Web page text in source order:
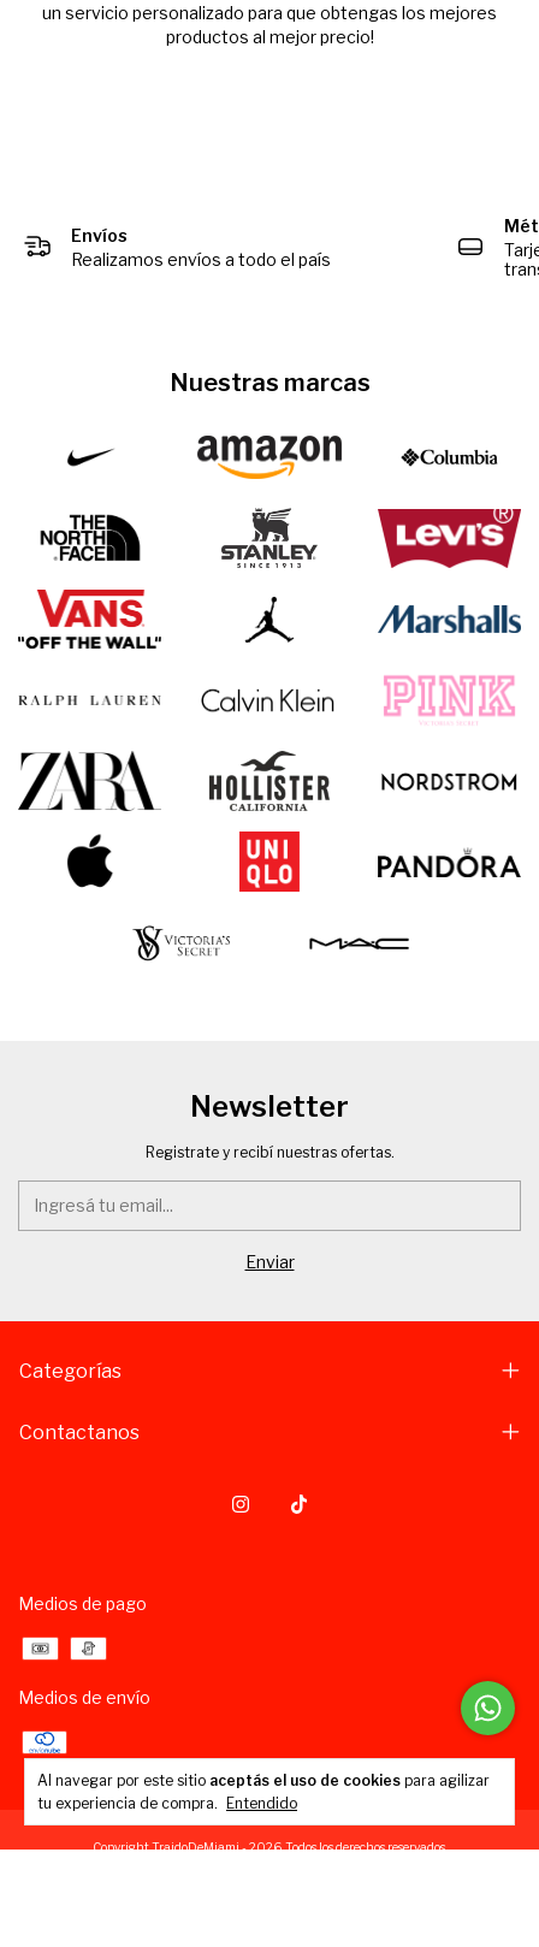
Al navegar por este sitio aceptás el uso de cookies para agilizar
tu experiencia de compra.
Entendido
un servicio personalizado para que obtengas los mejores
productos al mejor precio!
Envíos
Realizamos envíos a todo el país
Nuestras marcas
Newsletter
Registrate y recibí nuestras ofertas.
Categorías
Contactanos
Medios de pago
Medios de envío
Copyright TraidoDeMiami - 2026. Todos los derechos reservados.